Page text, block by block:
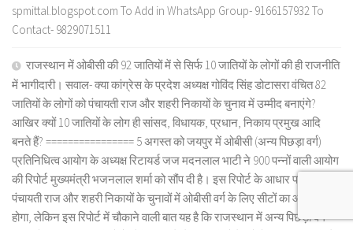
spmittal.blogspot.com To Add in WhatsApp Group- 9166157932 To
Contact- 9829071511
राजस्थान में ओबीसी की 92 जातियों में से सिर्फ 10 जातियों के लोगों की ही राजनीति
में भागीदारी। सवाल- क्या कांग्रेस के प्रदेश अध्यक्ष गोविंद सिंह डोटासरा वंचित 82
जातियों के लोगों को पंचायती राज और शहरी निकायों के चुनाव में उम्मीद बनाएंगे?
आखिर क्यों 10 जातियों के लोग ही सांसद, विधायक, प्रधान, निकाय प्रमुख आदि
बनते हैं? ================ 5 अगस्त को जयपुर में ओबीसी (अन्य पिछड़ा वर्ग)
प्रतिनिधित्व आयोग के अध्यक्ष रिटायर्ड जज मदनलाल भाटी ने 900 पन्नों वाली आयोग
की रिपोर्ट मुख्यमंत्री भजनलाल शर्मा को सौंप दी है। इस रिपोर्ट के आधार पर ही
पंचायती राज और शहरी निकायों के चुनावों में ओबीसी वर्ग के लिए सीटों का आरक्षण
होगा, लेकिन इस रिपोर्ट में चौकाने वाली बात यह है कि राजस्थान में अन्य पिछड़ा वर्ग